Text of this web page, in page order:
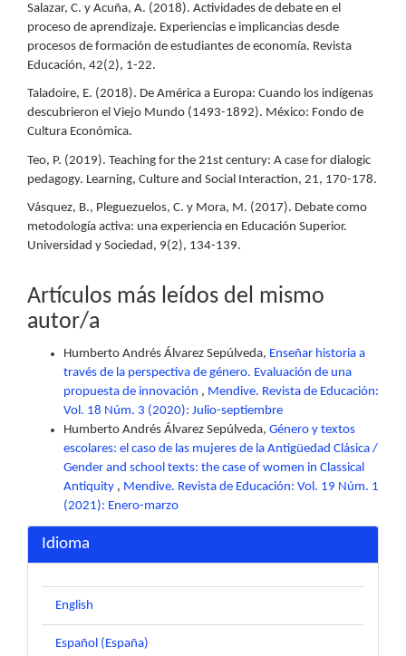
Salazar, C. y Acuña, A. (2018). Actividades de debate en el
proceso de aprendizaje. Experiencias e implicancias desde
procesos de formación de estudiantes de economía. Revista
Educación, 42(2), 1-22.
Taladoire, E. (2018). De América a Europa: Cuando los indígenas
descubrieron el Viejo Mundo (1493-1892). México: Fondo de
Cultura Económica.
Teo, P. (2019). Teaching for the 21st century: A case for dialogic
pedagogy. Learning, Culture and Social Interaction, 21, 170-178.
Vásquez, B., Pleguezuelos, C. y Mora, M. (2017). Debate como
metodología activa: una experiencia en Educación Superior.
Universidad y Sociedad, 9(2), 134-139.
Artículos más leídos del mismo
autor/a
Humberto Andrés Álvarez Sepúlveda, Enseñar historia a
través de la perspectiva de género. Evaluación de una
propuesta de innovación , Mendive. Revista de Educación:
Vol. 18 Núm. 3 (2020): Julio-septiembre
Humberto Andrés Álvarez Sepúlveda, Género y textos
escolares: el caso de las mujeres de la Antigüedad Clásica /
Gender and school texts: the case of women in Classical
Antiquity , Mendive. Revista de Educación: Vol. 19 Núm. 1
(2021): Enero-marzo
Idioma
English
Español (España)